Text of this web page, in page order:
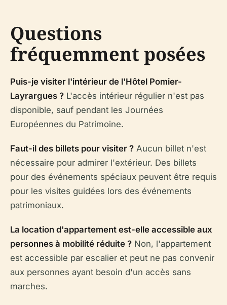
Questions
fréquemment posées
Puis-je visiter l'intérieur de l'Hôtel Pomier-
Layrargues ? L'accès intérieur régulier n'est pas
disponible, sauf pendant les Journées
Européennes du Patrimoine.
Faut-il des billets pour visiter ? Aucun billet n'est
nécessaire pour admirer l'extérieur. Des billets
pour des événements spéciaux peuvent être requis
pour les visites guidées lors des événements
patrimoniaux.
La location d'appartement est-elle accessible aux
personnes à mobilité réduite ? Non, l'appartement
est accessible par escalier et peut ne pas convenir
aux personnes ayant besoin d'un accès sans
marches.